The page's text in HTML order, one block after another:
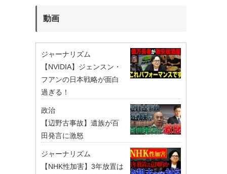
動画
ジャーナリズム
【NVIDIA】ジェンスン・
フアンの日本戦略が面白
過ぎる！
政治
【辺野古事故】遺族が百
田発言に激怒
ジャーナリズム
【NHK性加害】3年放置は